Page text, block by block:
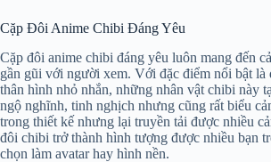
Cặp Đôi Anime Chibi Đáng Yêu
Cặp đôi anime chibi đáng yêu luôn mang đến
gần gũi với người xem. Với đặc điểm nổi bật là
thân hình nhỏ nhắn, những nhân vật chibi này
ngộ nghĩnh, tinh nghịch nhưng cũng rất biểu
trong thiết kế nhưng lại truyền tải được nhiều
đôi chibi trở thành hình tượng được nhiều bạn
chọn làm avatar hay hình nền.